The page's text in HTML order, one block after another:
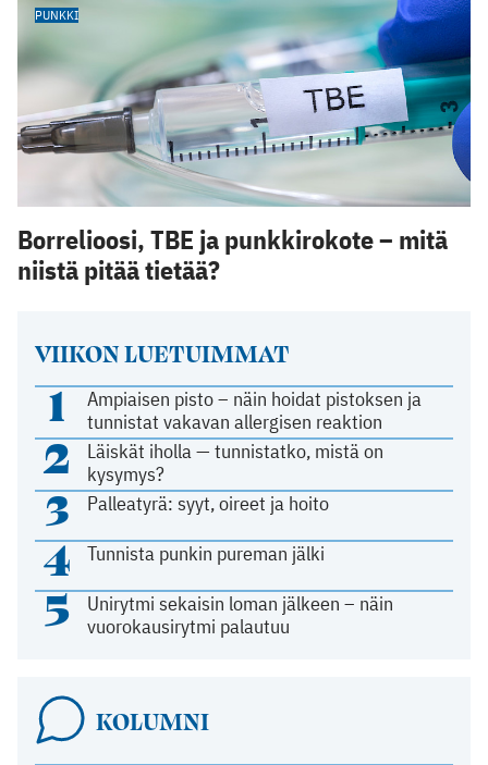
VIIKON LUETUIMMAT
1
Ampiaisen pisto – näin hoidat pistoksen ja
tunnistat vakavan allergisen reaktion
2
Läiskät iholla — tunnistatko, mistä on
kysymys?
3 Palleatyrä: syyt, oireet ja hoito
4 Tunnista punkin pureman jälki
5
Unirytmi sekaisin loman jälkeen – näin
vuorokausirytmi palautuu
KOLUMNI
PUNKKI
Borrelioosi, TBE ja punkkirokote – mitä
niistä pitää tietää?